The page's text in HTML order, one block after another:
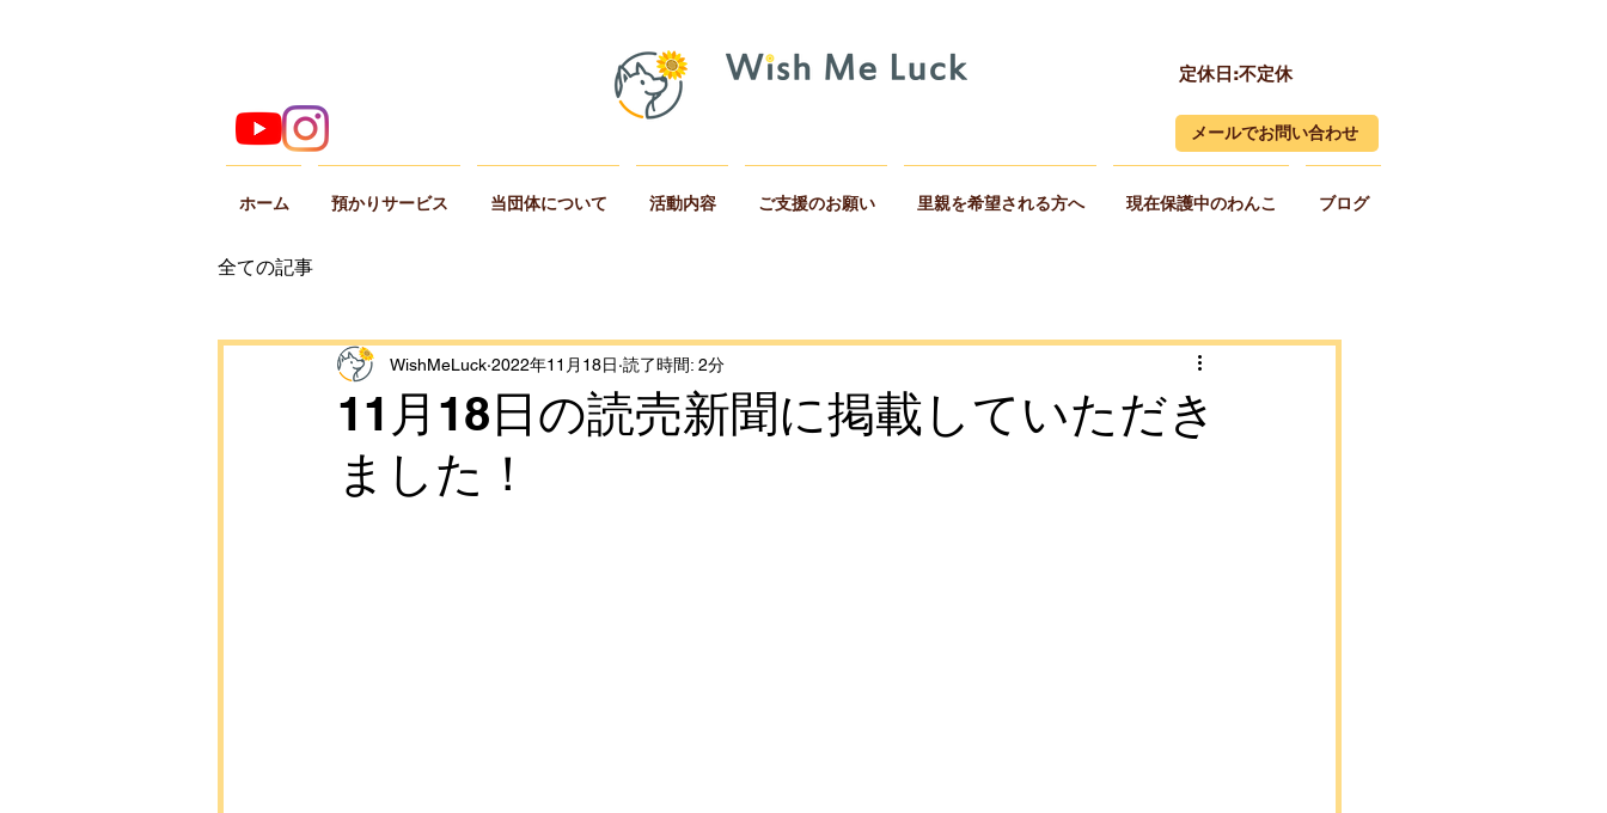
定休日:不定休
メールでお問い合わせ
ホーム 預かりサービス 当団体について 活動内容 ご支援のお願い 里親を希望される方へ 現在保護中のわんこ ブログ
全ての記事
11月18日の読売新聞に掲載していただき
ました！
WishMeLuck 2022年11月18日 読了時間: 2分